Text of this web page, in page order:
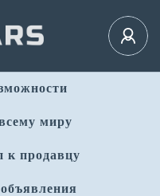
миру
к продавцу